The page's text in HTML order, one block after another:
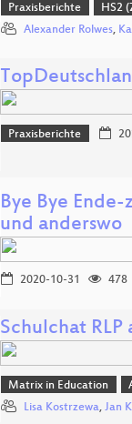
Praxisberichte HS2
Alexander Rolwes,
Praxisberichte
Bye Bye
und anderswo
2020-10-31 478
Schulchat
Matrix in Education
Lisa Kostrzewa, Jan